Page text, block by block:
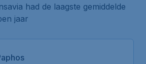
had de laagste gemiddelde
jaar